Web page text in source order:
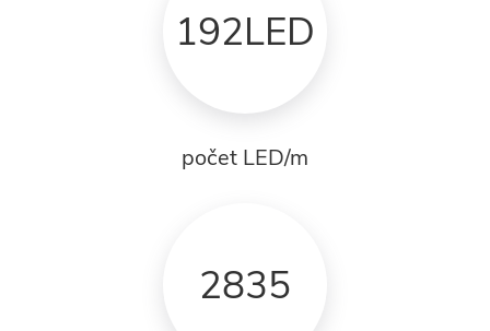
192LED
počet LED/m
2835